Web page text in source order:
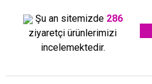
Şu an sitemizde 286
ziyaretçi ürünlerimizi
incelemektedir.